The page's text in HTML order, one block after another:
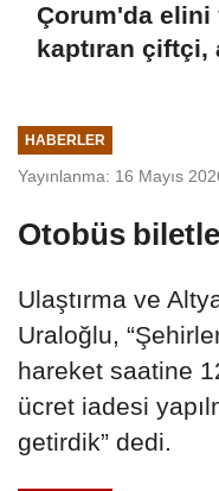
Çorum'da elini
kaptıran çiftçi,
HABERLER
Yayınlanma: 16 Mayıs
Otobüs
Ulaştırma ve
Uraloğlu,
hareket saatine
ücret iadesi
getirdik” dedi.